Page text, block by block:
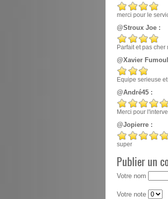
merci pour le
@Stroux Joe :
Parfait et pas
@Xavier
Equipe serieuse
@André45 :
Merci pour
@Jopierre :
super
Publier un
Votre nom
Votre note